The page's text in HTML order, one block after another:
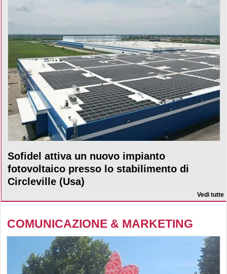
Sofidel attiva un nuovo impianto
fotovoltaico presso lo stabilimento di
Circleville (Usa)
Vedi tutte
COMUNICAZIONE & MARKETING